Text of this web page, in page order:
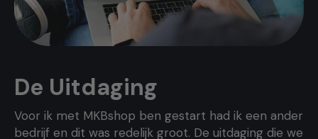
De Uitdaging
Voor ik met MKBshop ben gestart had ik een ander
bedrijf en dit was redelijk groot. De uitdaging die we